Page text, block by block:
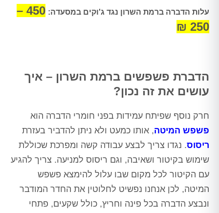
עלות הדברה ברמת השרון נגד ג'וקים במסעדה:
450 –
250 ₪
הדברת פשפשים ברמת השרון – איך
עושים את זה נכון?
חרק נוסף שפיתח עמידות בפני חומרי הדברה הוא
פשפש המיטה, אותו כמעט ולא ניתן להדביר בעזרת
ריסוס. נגדו צריך לבצע עבודה קשה ומפרכת שכוללת
שימוש בקיטור ושאיבה, וגם ריסוס למניעה. צריך להגיע
עם הקיטור לכל מקום שבו עלול להימצא פשפש
המיטה, לכן אנחנו נפשיט לחלוטין את החדר המודבר
ונבצע הדברה בכל פינה וחריץ, כולל שקעים, פתחי